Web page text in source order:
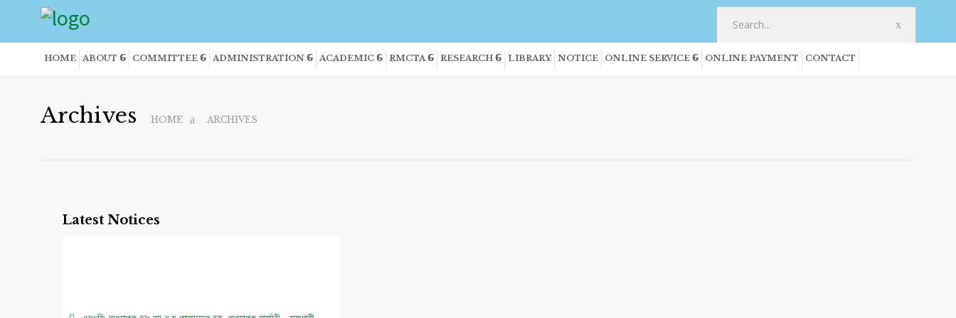
HOME ABOUT COMMITTEE ADMINISTRATION ACADEMIC RMCTA RESEARCH LIBRARY NOTICE ONLINE SERVICE ONLINE PAYMENT CONTACT
Archives HOME ARCHIVES
Latest Notices
এনওসি-অধ্যাপক ডাঃ আ ন ম মোজাম্মেল হক, অধ্যাপক,সার্জারী , রাজশাহী